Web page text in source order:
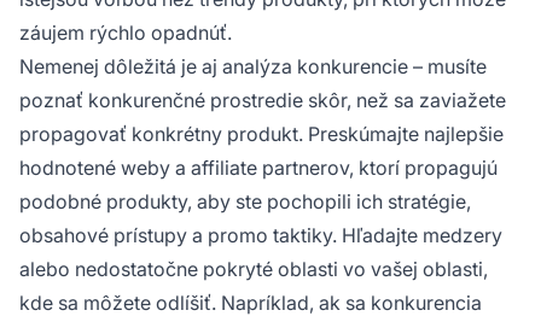
záujem rýchlo opadnúť.
Nemenej dôležitá je aj analýza konkurencie – musíte
poznať konkurenčné prostredie skôr, než sa zaviažete
propagovať konkrétny produkt. Preskúmajte najlepšie
hodnotené weby a affiliate partnerov, ktorí propagujú
podobné produkty, aby ste pochopili ich stratégie,
obsahové prístupy a promo taktiky. Hľadajte medzery
alebo nedostatočne pokryté oblasti vo vašej oblasti,
kde sa môžete odlíšiť. Napríklad, ak sa konkurencia